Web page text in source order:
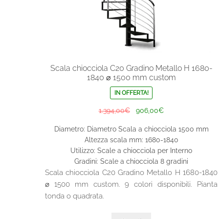
Scala chiocciola C20 Gradino Metallo H 1680-
1840 ⌀ 1500 mm custom
IN OFFERTA!
1.394,00€
originale
era:
1.394,00€.
906,00€Il
attuale
è:
906,00€.
Diametro: Diametro Scala a chiocciola 1500 mm
Altezza scala mm: 1680-1840
Utilizzo: Scale a chiocciola per Interno
Gradini: Scale a chiocciola 8 gradini
Scala chiocciola C20 Gradino Metallo H 1680-1840
⌀ 1500 mm custom. 9 colori disponibili. Pianta
tonda o quadrata.